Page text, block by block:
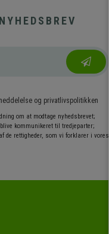
og privatlivspolitikken
om at modtage nyhedsbrevet;
kommunikeret til tredjeparter;
de rettigheder, som vi forklarer i vores